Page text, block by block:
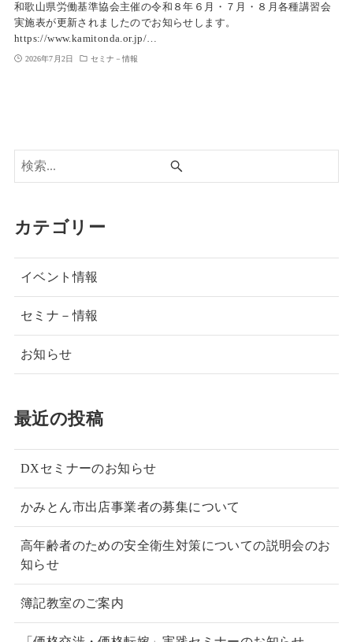
和歌山県労働基準協会主催の令和８年６月・７月・８月各種講習会
実施表が更新されましたのでお知らせします。
https://www.kamitonda.or.jp/…
2026年7月2日 セミナ－情報
カテゴリー
イベント情報
セミナ－情報
お知らせ
最近の投稿
DXセミナーのお知らせ
かみとん市出店事業者の募集について
高年齢者のための安全衛生対策についての説明会のお
知らせ
簿記教室のご案内